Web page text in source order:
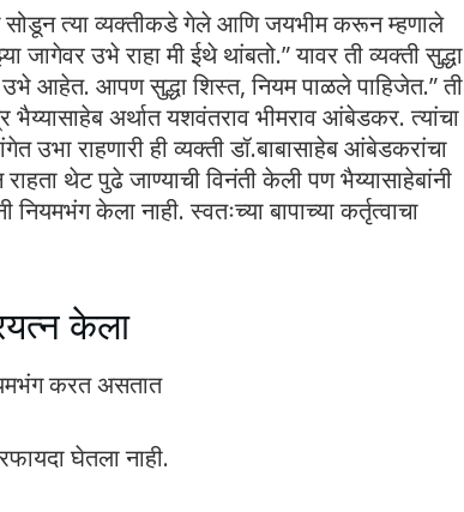
सोडून त्या व्यक्तीकडे गेले आणि जयभीम करून म्हणाले
उभे राहा मी ईथे थांबतो.” यावर ती व्यक्ती सुद्धा
आहेत. आपण सुद्धा शिस्त, नियम पाळले पाहिजेत.” ती
भैय्यासाहेब अर्थात यशवंतराव भीमराव आंबेडकर. त्यांचा
उभा राहणारी ही व्यक्ती डॉ.बाबासाहेब आंबेडकरांचा
थेट पुढे जाण्याची विनंती केली पण भैय्यासाहेबांनी
केला नाही. स्वतःच्या बापाच्या कर्तृत्वाचा
केला
करत असतात
घेतला नाही.